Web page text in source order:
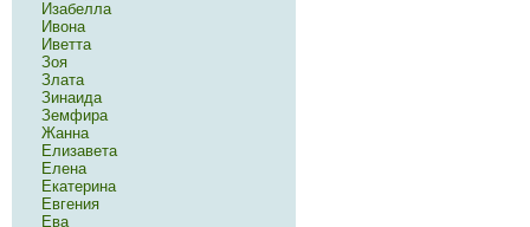
Изабелла
Ивона
Иветта
Зоя
Злата
Зинаида
Земфира
Жанна
Елизавета
Елена
Екатерина
Евгения
Ева